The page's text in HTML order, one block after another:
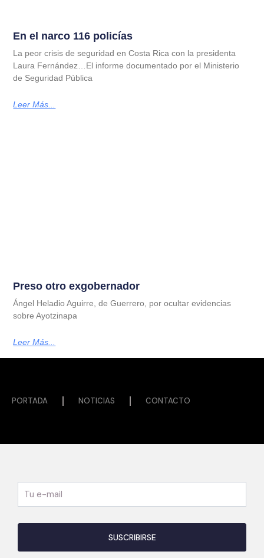
En el narco 116 policías
La peor crisis de seguridad en Costa Rica con la presidenta
Laura Fernández…El informe documentado por el Ministerio
de Seguridad Pública
Leer Más...
Preso otro exgobernador
Ángel Heladio Aguirre, de Guerrero, por ocultar evidencias
sobre Ayotzinapa
Leer Más...
PORTADA NOTICIAS CONTACTO